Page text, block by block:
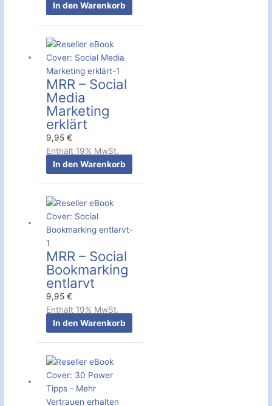
In den Warenkorb
MRR – Social
Media
Marketing
erklärt
9,95 €
Enthält 19% MwSt.
In den Warenkorb
MRR – Social
Bookmarking
entlarvt
9,95 €
Enthält 19% MwSt.
In den Warenkorb